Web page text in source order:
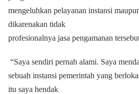
mengeluhkan pelayanan instansi
dikarenakan tidak
profesionalnya jasa pengamanan
“Saya sendiri pernah alami. Saya
sebuah instansi pemerintah yang
itu saya hendak